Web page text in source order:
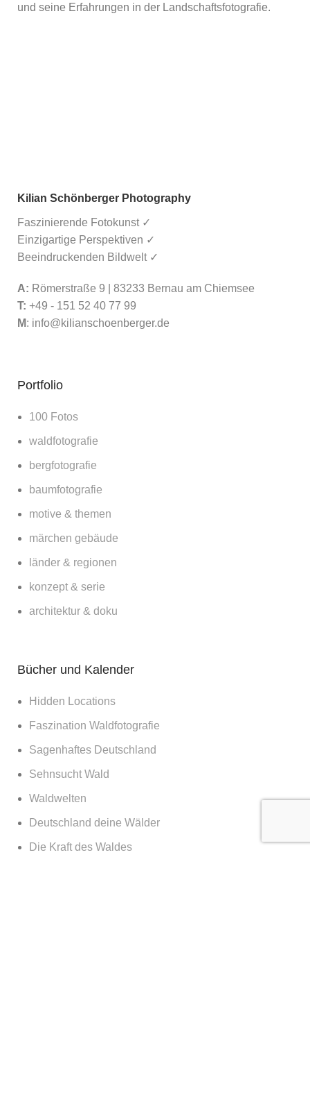
und seine Erfahrungen in der Landschaftsfotografie.
Kilian Schönberger Photography
Faszinierende Fotokunst ✓
Einzigartige Perspektiven ✓
Beeindruckenden Bildwelt ✓
A: Römerstraße 9 | 83233 Bernau am Chiemsee
T: +49 - 151 52 40 77 99
M: info@kilianschoenberger.de
Portfolio
100 Fotos
waldfotografie
bergfotografie
baumfotografie
motive & themen
märchen gebäude
länder & regionen
konzept & serie
architektur & doku
Bücher und Kalender
Hidden Locations
Faszination Waldfotografie
Sagenhaftes Deutschland
Sehnsucht Wald
Waldwelten
Deutschland deine Wälder
Die Kraft des Waldes